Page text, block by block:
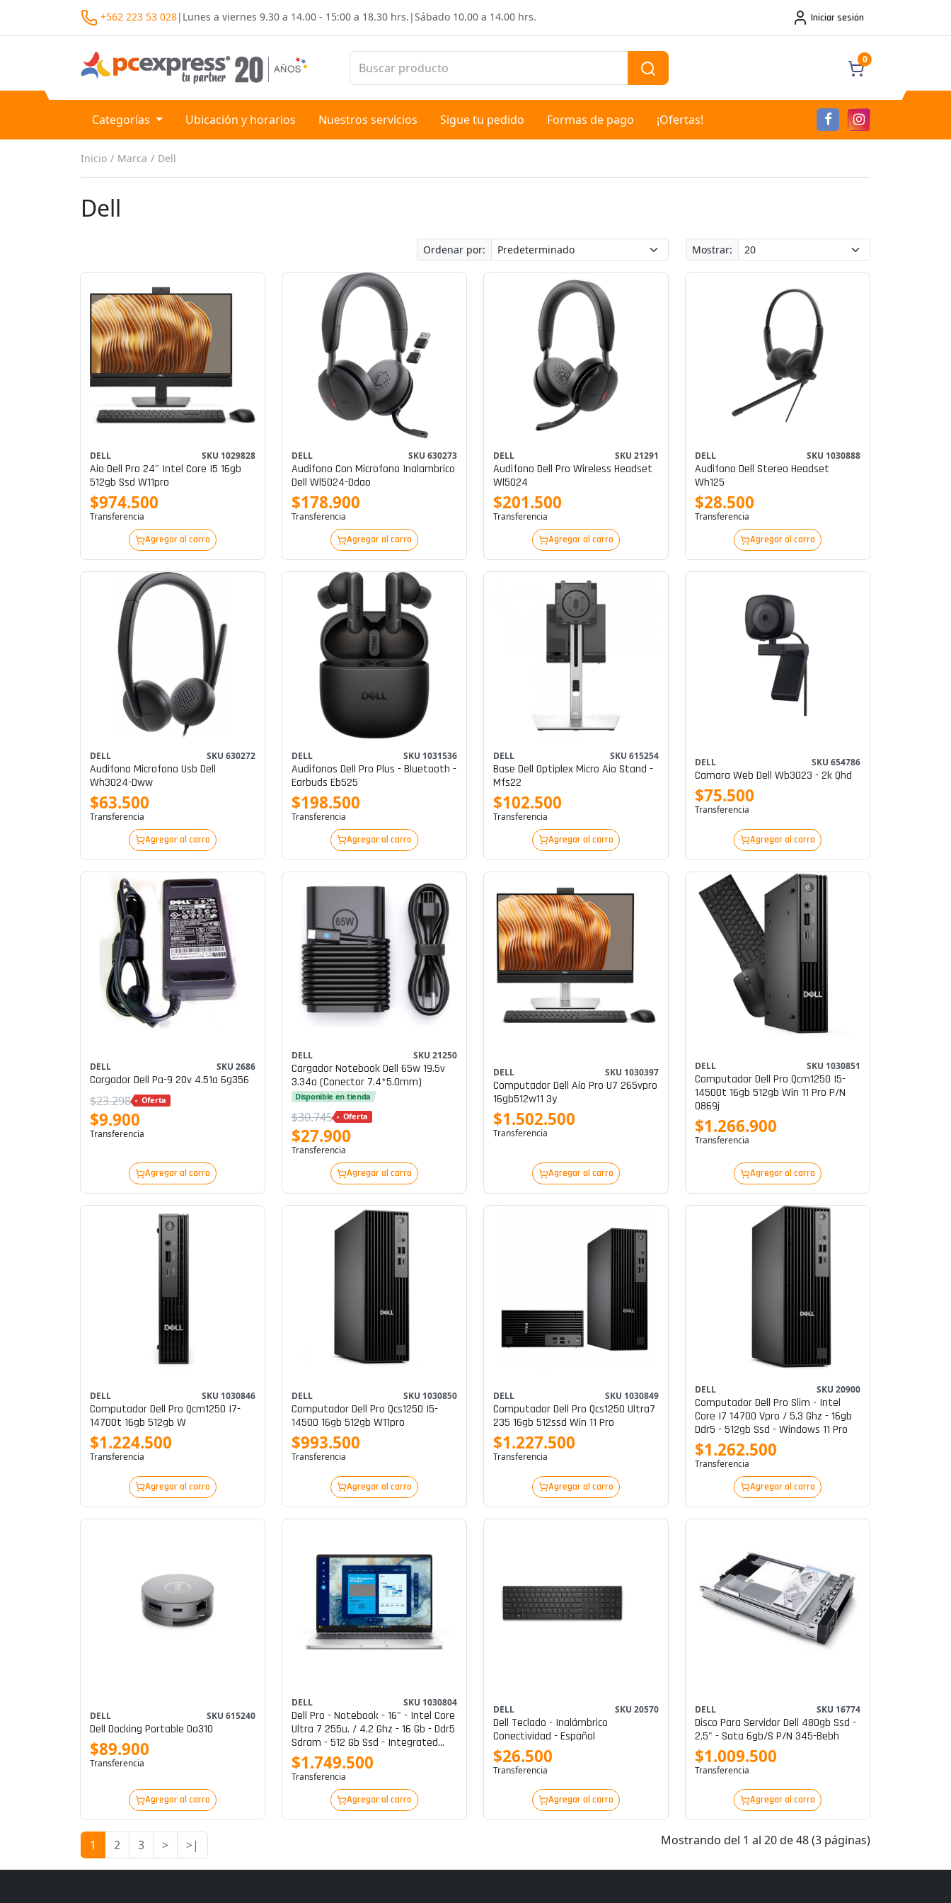
+562 223 53 028| Lunes a viernes 9.30 a 14.00 - 15:00 a 18.30 hrs. |Sábado 10.00 a 14.00 hrs. Iniciar sesión
0
Categorías Ubicación y horarios Nuestros servicios Sigue tu pedido Formas de pago ¡Ofertas!
Inicio Marca Dell
Dell
Ordenar por: Mostrar:
DELL SKU 1029828
Aio Dell Pro 24" Intel Core I5 16gb
512gb Ssd W11pro
$974.500
Transferencia
Agregar al carro
DELL SKU 630273
Audifono Con Microfono Inalambrico
Dell Wl5024-Ddao
$178.900
Transferencia
Agregar al carro
DELL SKU 21291
Audifono Dell Pro Wireless Headset
Wl5024
$201.500
Transferencia
Agregar al carro
DELL SKU 1030888
Audifono Dell Stereo Headset
Wh125
$28.500
Transferencia
Agregar al carro
DELL SKU 630272
Audifono Microfono Usb Dell
Wh3024-Dww
$63.500
Transferencia
Agregar al carro
DELL SKU 1031536
Audifonos Dell Pro Plus - Bluetooth -
Earbuds Eb525
$198.500
Transferencia
Agregar al carro
DELL SKU 615254
Base Dell Optiplex Micro Aio Stand -
Mfs22
$102.500
Transferencia
Agregar al carro
DELL SKU 654786
Camara Web Dell Wb3023 - 2k Qhd
$75.500
Transferencia
Agregar al carro
DELL SKU 2686
Cargador Dell Pa-9 20v 4.51a 6g356
$23.298 Oferta
$9.900
Transferencia
Agregar al carro
DELL SKU 21250
Cargador Notebook Dell 65w 19.5v
3.34a (conector 7.4*5.0mm)
Disponible en tienda
$30.745 Oferta
$27.900
Transferencia
Agregar al carro
DELL SKU 1030397
Computador Dell Aio Pro U7 265vpro
16gb512w11 3y
$1.502.500
Transferencia
Agregar al carro
DELL SKU 1030851
Computador Dell Pro Qcm1250 I5-
14500t 16gb 512gb Win 11 Pro P/n
0869j
$1.266.900
Transferencia
Agregar al carro
DELL SKU 1030846
Computador Dell Pro Qcm1250 I7-
14700t 16gb 512gb W
$1.224.500
Transferencia
Agregar al carro
DELL SKU 1030850
Computador Dell Pro Qcs1250 I5-
14500 16gb 512gb W11pro
$993.500
Transferencia
Agregar al carro
DELL SKU 1030849
Computador Dell Pro Qcs1250 Ultra7
235 16gb 512ssd Win 11 Pro
$1.227.500
Transferencia
Agregar al carro
DELL SKU 20900
Computador Dell Pro Slim - Intel
Core I7 14700 Vpro / 5.3 Ghz - 16gb
Ddr5 - 512gb Ssd - Windows 11 Pro
$1.262.500
Transferencia
Agregar al carro
DELL SKU 615240
Dell Docking Portable Da310
$89.900
Transferencia
Agregar al carro
DELL SKU 1030804
Dell Pro - Notebook - 16" - Intel Core
Ultra 7 255u. / 4.2 Ghz - 16 Gb - Ddr5
Sdram - 512 Gb Ssd - Integrated
Graphics
$1.749.500
Transferencia
Agregar al carro
DELL SKU 20570
Dell Teclado - Inalámbrico
Conectividad - Español
$26.500
Transferencia
Agregar al carro
DELL SKU 16774
Disco Para Servidor Dell 480gb Ssd -
2.5" - Sata 6gb/s P/n 345-Bebh
$1.009.500
Transferencia
Agregar al carro
1 2 3 > >| Mostrando del 1 al 20 de 48 (3 páginas)